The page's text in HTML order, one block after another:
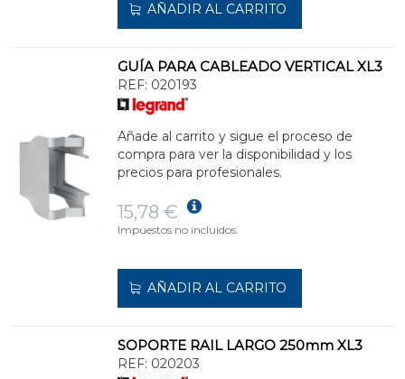
AÑADIR AL CARRITO
GUÍA PARA CABLEADO VERTICAL XL3
REF: 020193
Añade al carrito y sigue el proceso de
compra para ver la disponibilidad y los
precios para profesionales.
15,78 €
Impuestos no incluidos.
AÑADIR AL CARRITO
SOPORTE RAIL LARGO 250mm XL3
REF: 020203